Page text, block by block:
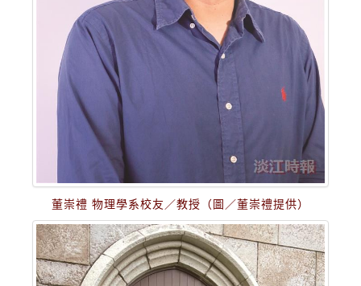
董崇禮 物理學系校友／教授（圖／董崇禮提供）